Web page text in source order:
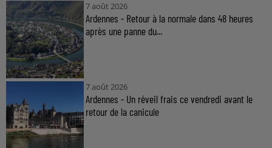
7 août 2026
Ardennes - Retour à la normale dans 48 heures
après une panne du...
7 août 2026
Ardennes - Un réveil frais ce vendredi avant le
retour de la canicule